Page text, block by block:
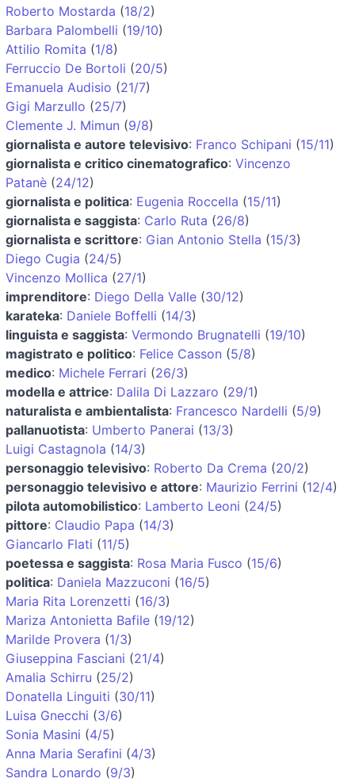
Roberto Mostarda (18/2)
Barbara Palombelli (19/10)
Attilio Romita (1/8)
Ferruccio De Bortoli (20/5)
Emanuela Audisio (21/7)
Gigi Marzullo (25/7)
Clemente J. Mimun (9/8)
giornalista e autore televisivo: Franco Schipani (15/11)
giornalista e critico cinematografico: Vincenzo
Patanè (24/12)
giornalista e politica: Eugenia Roccella (15/11)
giornalista e saggista: Carlo Ruta (26/8)
giornalista e scrittore: Gian Antonio Stella (15/3)
Diego Cugia (24/5)
Vincenzo Mollica (27/1)
imprenditore: Diego Della Valle (30/12)
karateka: Daniele Boffelli (14/3)
linguista e saggista: Vermondo Brugnatelli (19/10)
magistrato e politico: Felice Casson (5/8)
medico: Michele Ferrari (26/3)
modella e attrice: Dalila Di Lazzaro (29/1)
naturalista e ambientalista: Francesco Nardelli (5/9)
pallanuotista: Umberto Panerai (13/3)
Luigi Castagnola (14/3)
personaggio televisivo: Roberto Da Crema (20/2)
personaggio televisivo e attore: Maurizio Ferrini (12/4)
pilota automobilistico: Lamberto Leoni (24/5)
pittore: Claudio Papa (14/3)
Giancarlo Flati (11/5)
poetessa e saggista: Rosa Maria Fusco (15/6)
politica: Daniela Mazzuconi (16/5)
Maria Rita Lorenzetti (16/3)
Mariza Antonietta Bafile (19/12)
Marilde Provera (1/3)
Giuseppina Fasciani (21/4)
Amalia Schirru (25/2)
Donatella Linguiti (30/11)
Luisa Gnecchi (3/6)
Sonia Masini (4/5)
Anna Maria Serafini (4/3)
Sandra Lonardo (9/3)